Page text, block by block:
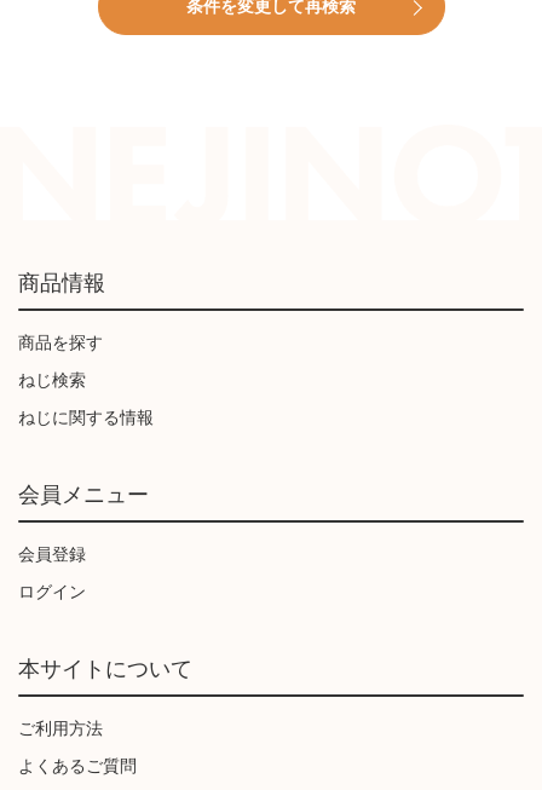
条件を変更して再検索
商品情報
商品を探す
ねじ検索
ねじに関する情報
会員メニュー
会員登録
ログイン
本サイトについて
ご利用方法
よくあるご質問